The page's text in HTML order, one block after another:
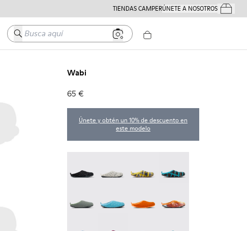
TIENDAS CAMPERÚNETE A NOSOTROSTus
Busca aquí
Wabi
65 €
Únete y obtén un 10% de descuento en
este modelo